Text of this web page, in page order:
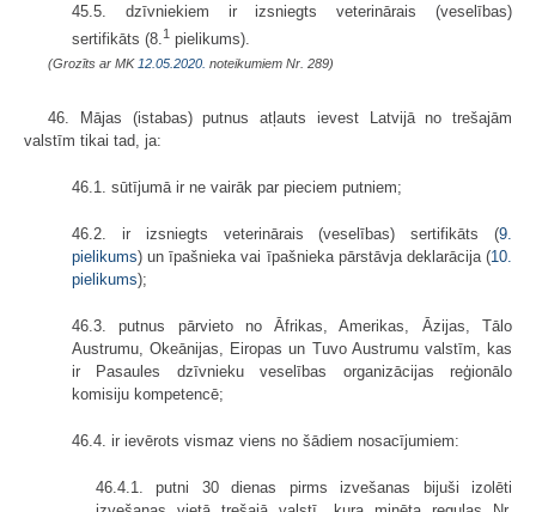
45.5. dzīvniekiem ir izsniegts veterinārais (veselības)
sertifikāts (8. 1 pielikums).
(Grozīts ar MK 12.05.2020. noteikumiem Nr. 289)
46. Mājas (istabas) putnus atļauts ievest Latvijā no trešajām
valstīm tikai tad, ja:
46.1. sūtījumā ir ne vairāk par pieciem putniem;
46.2. ir izsniegts veterinārais (veselības) sertifikāts (9.
pielikums) un īpašnieka vai īpašnieka pārstāvja deklarācija (10.
pielikums);
46.3. putnus pārvieto no Āfrikas, Amerikas, Āzijas, Tālo
Austrumu, Okeānijas, Eiropas un Tuvo Austrumu valstīm, kas
ir Pasaules dzīvnieku veselības organizācijas reģionālo
komisiju kompetencē;
46.4. ir ievērots vismaz viens no šādiem nosacījumiem:
46.4.1. putni 30 dienas pirms izvešanas bijuši izolēti